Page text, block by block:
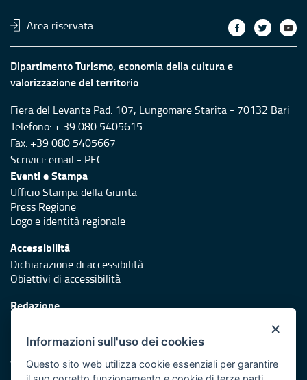
Area riservata
Dipartimento Turismo, economia della cultura e
valorizzazione del territorio
Fiera del Levante Pad. 107, Lungomare Starita - 70132 Bari
Telefono: + 39 080 5405615
Fax: +39 080 5405667
Scrivici:email - PEC
Eventi e Stampa
Ufficio Stampa della Giunta
Press Regione
Logo e identità regionale
Accessibilità
Dichiarazione di accessibilità
Obiettivi di accessibilità
Redazione
Protezione civile
Vai al sito di Protezione Civile Puglia
×
Informazioni sull'uso dei cookies
Questo sito web utilizza cookie essenziali per garantire